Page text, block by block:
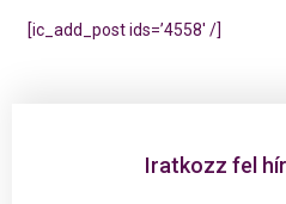
[ic_add_post ids=’4558′ /]
Iratkozz fel